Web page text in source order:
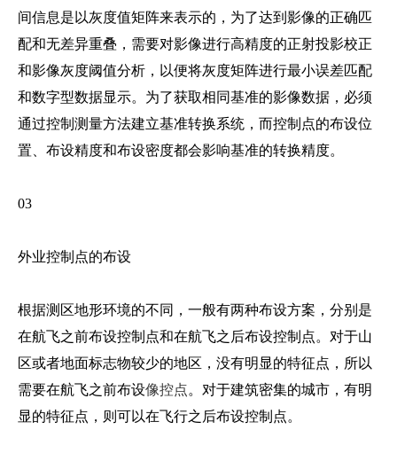
间信息是以灰度值矩阵来表示的，为了达到影像的正确匹
配和无差异重叠，需要对影像进行高精度的正射投影校正
和影像灰度阈值分析，以便将灰度矩阵进行最小误差匹配
和数字型数据显示。为了获取相同基准的影像数据，必须
通过控制测量方法建立基准转换系统，而控制点的布设位
置、布设精度和布设密度都会影响基准的转换精度。
03
外业控制点的布设
根据测区地形环境的不同，一般有两种布设方案，分别是
在航飞之前布设控制点和在航飞之后布设控制点。对于山
区或者地面标志物较少的地区，没有明显的特征点，所以
需要在航飞之前布设像控点。对于建筑密集的城市，有明
显的特征点，则可以在飞行之后布设控制点。